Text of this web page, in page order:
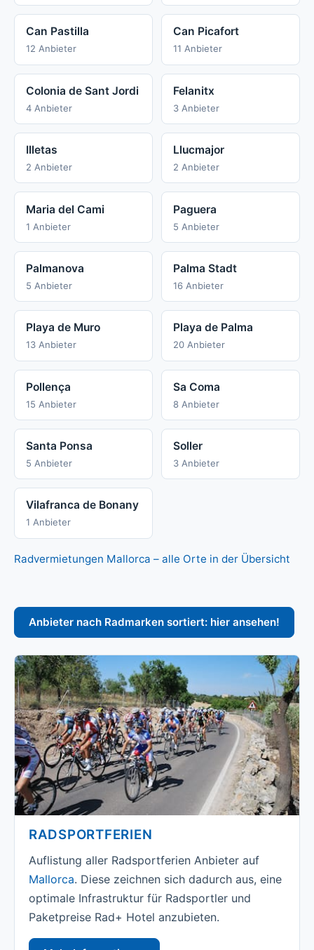
Can Pastilla
12 Anbieter
Can Picafort
11 Anbieter
Colonia de Sant Jordi
4 Anbieter
Felanitx
3 Anbieter
Illetas
2 Anbieter
Llucmajor
2 Anbieter
Maria del Cami
1 Anbieter
Paguera
5 Anbieter
Palmanova
5 Anbieter
Palma Stadt
16 Anbieter
Playa de Muro
13 Anbieter
Playa de Palma
20 Anbieter
Pollença
15 Anbieter
Sa Coma
8 Anbieter
Santa Ponsa
5 Anbieter
Soller
3 Anbieter
Vilafranca de Bonany
1 Anbieter
Radvermietungen Mallorca – alle Orte in der Übersicht
Anbieter nach Radmarken sortiert: hier ansehen!
RADSPORTFERIEN
Auflistung aller Radsportferien Anbieter auf
Mallorca. Diese zeichnen sich dadurch aus, eine
optimale Infrastruktur für Radsportler und
Paketpreise Rad+ Hotel anzubieten.